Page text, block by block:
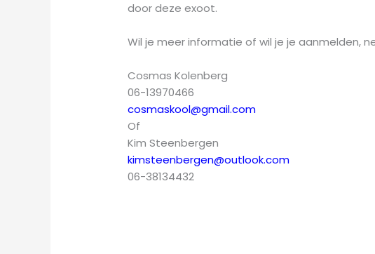
door deze exoot.
Wil je meer informatie of wil je je aanmelden,
Cosmas Kolenberg
06-13970466
cosmaskool@gmail.com
Of
Kim Steenbergen
kimsteenbergen@outlook.com
06-38134432